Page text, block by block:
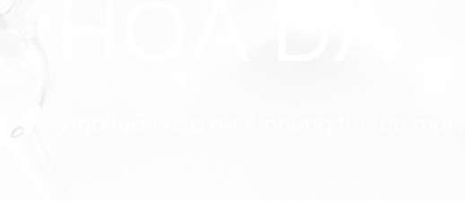
Vigo luôn cập nhật những tin tức